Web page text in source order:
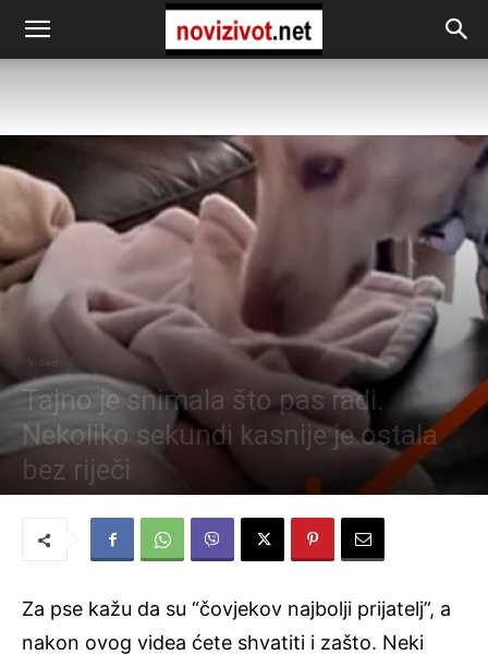
Video
Tajno je snimala što pas radi.
Nekoliko sekundi kasnije je ostala
bez riječi
Za pse kažu da su “čovjekov najbolji prijatelj”, a
nakon ovog videa ćete shvatiti i zašto. Neki